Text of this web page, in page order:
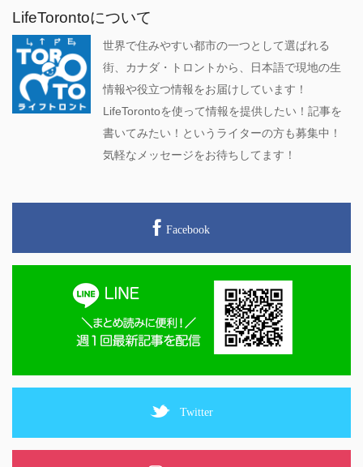
LifeTorontoについて
世界で住みやすい都市の一つとして選ばれる
街、カナダ・トロントから、日本語で現地の生
情報や役立つ情報をお届けしています！
LifeTorontoを使って情報を提供したい！記事を
書いてみたい！というライターの方も募集中！
気軽なメッセージをお待ちしてます！
Facebook
Twitter